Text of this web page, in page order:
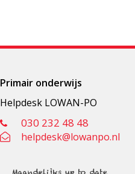
Primair onderwijs
Helpdesk LOWAN-PO
030 232 48 48
helpdesk@lowanpo.nl
Maandelijks up to date